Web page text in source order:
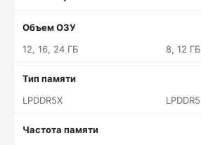
Объем ОЗУ
12, 16, 24 ГБ
8, 12 ГБ
Тип памяти
LPDDR5X
LPDDR5
Частота памяти